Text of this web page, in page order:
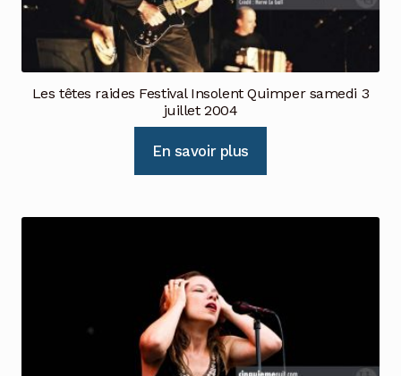
Les têtes raides Festival Insolent Quimper samedi 3
juillet 2004
En savoir plus